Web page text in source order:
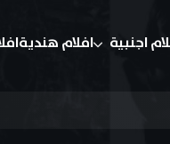
اجنبية افلام هندية